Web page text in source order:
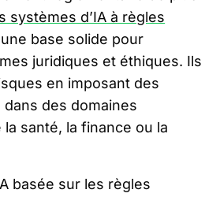
systèmes d’IA à règles
base solide pour
juridiques et éthiques. Ils
en imposant des
des domaines
santé, la finance ou la
basée sur les règles